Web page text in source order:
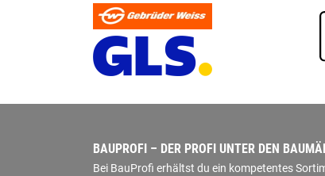
BAUPROFI – DER PROFI UNTER DEN
Bei BauProfi erhältst du ein kompetentes